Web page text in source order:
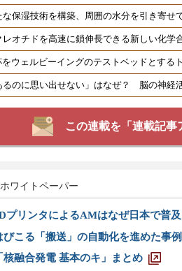
保湿技術を構築、周囲の水分を引き寄せ
レオチドを高速に鎖伸長できる新しい化学
ウェルビーイングのテストベッドとする
るのに思い出せない」はなぜ？ 脳の神経
この連載を「連載記事
ワイトペーパー
プリンタによるAMはなぜ日本で普
びこる「搬送」の自動化を進めた事
核融合発電 基本のキ」まとめ